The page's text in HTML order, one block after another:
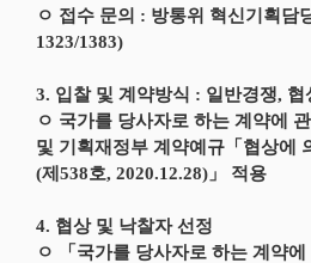
ㅇ 접수 문의 : 방통위 혁신기획담
1323/1383)
3. 입찰 및 계약방식 : 일반경쟁, 협
ㅇ 국가를 당사자로 하는 계약에
및 기획재정부 계약예규「협상에
(제538호, 2020.12.28)」 적용
4. 협상 및 낙찰자 선정
ㅇ 「국가를 당사자로 하는 계약에